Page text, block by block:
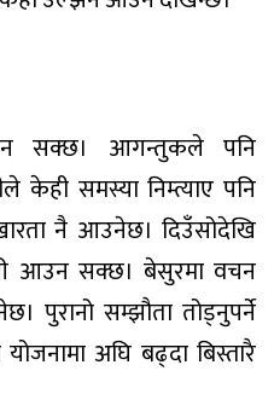
सक्छ। आगन्तुकले पनि
समस्या निम्त्याए पनि
नै आउनेछ। दिउँसोदेखि
आउन सक्छ। बेसुरमा वचन
पुरानो सम्झौता तोड्नुपर्ने
अघि बढ्दा बिस्तारै